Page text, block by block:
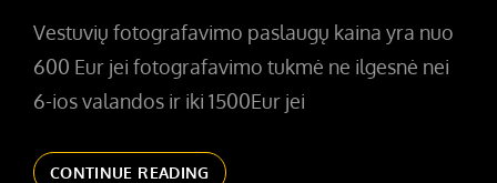
Vestuvių fotografavimo paslaugų kaina yra nuo
600 Eur jei fotografavimo tukmė ne ilgesnė nei
6-ios valandos ir iki 1500Eur jei
CONTINUE READINGPASLAUGŲ